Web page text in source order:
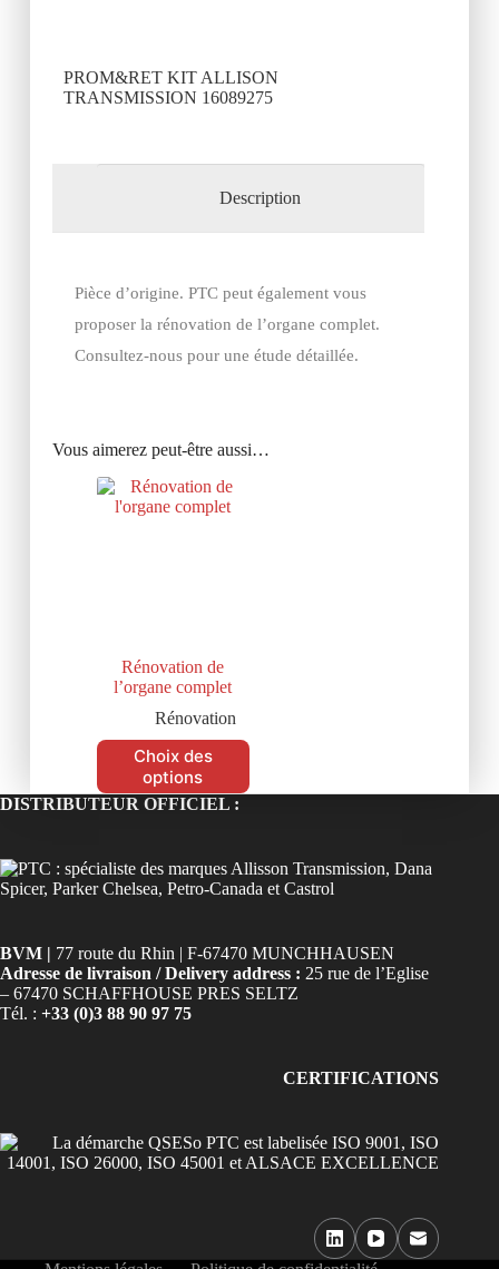
PROM&RET KIT ALLISON
TRANSMISSION 16089275
Description
Pièce d’origine. PTC peut également vous
proposer la rénovation de l’organe complet.
Consultez-nous pour une étude détaillée.
Vous aimerez peut-être aussi…
Rénovation de
l’organe complet
Rénovation
Choix des
options
DISTRIBUTEUR OFFICIEL :
BVM | 77 route du Rhin | F-67470 MUNCHHAUSEN
Adresse de livraison / Delivery address : 25 rue de l’Eglise
– 67470 SCHAFFHOUSE PRES SELTZ
Tél. : +33 (0)3 88 90 97 75
CERTIFICATIONS